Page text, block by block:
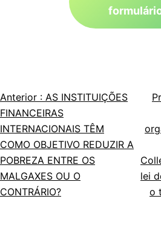
Navegação
de
artigos
Anterior : AS INSTITUIÇÕES
FINANCEIRAS
INTERNACIONAIS TÊM
COMO OBJETIVO REDUZIR A
POBREZA ENTRE OS
MALGAXES OU O
CONTRÁRIO?
lei
o